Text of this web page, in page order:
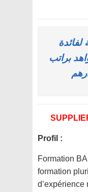
براتب
Profil :
Formation
formation
d’expérience